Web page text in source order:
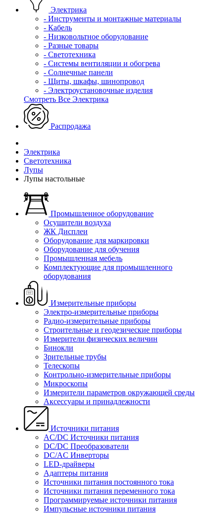
Электрика
- Инструменты и монтажные материалы
- Кабель
- Низковольтное оборудование
- Разные товары
- Светотехника
- Системы вентиляции и обогрева
- Солнечные панели
- Щиты, шкафы, шинопровод
- Электроустановочные изделия
Смотреть Все Электрика
Распродажа
Электрика
Светотехника
Лупы
Лупы настольные
Промышленное оборудование
Осушители воздуха
ЖК Дисплеи
Оборудование для маркировки
Оборудование для обучения
Промышленная мебель
Комплектующие для промышленного
оборудования
Измерительные приборы
Электро-измерительные приборы
Радио-измерительные приборы
Строительные и геодезические приборы
Измерители физических величин
Бинокли
Зрительные трубы
Телескопы
Контрольно-измерительные приборы
Микроскопы
Измерители параметров окружающей среды
Аксессуары и принадлежности
Источники питания
AC/DC Источники питания
DC/DC Преобразователи
DC/AC Инверторы
LED-драйверы
Адаптеры питания
Источники питания постоянного тока
Источники питания переменного тока
Программируемые источники питания
Импульсные источники питания